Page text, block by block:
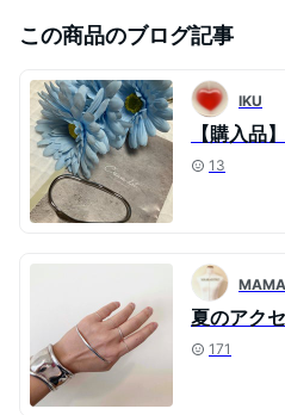
この商品のブログ記事
IKU
【購入品
13
夏のアク
171